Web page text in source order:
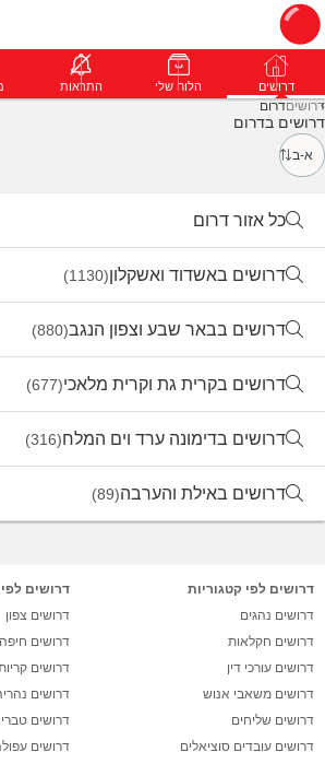
דרושים פרופילים הודעות דרושים הלוח שלי התראות
דרושיםדרום
דרושים בדרום
א-ב
כל אזור דרום
דרושים באשדוד ואשקלון(1130)
דרושים בבאר שבע וצפון הנגב(880)
דרושים בקרית גת וקרית מלאכי(677)
דרושים בדימונה ערד וים המלח(316)
דרושים באילת והערבה(89)
דרושים לפי קטגוריות
דרושים נהגים
דרושים חקלאות
דרושים עורכי דין
דרושים משאבי אנוש
דרושים שליחים
דרושים עובדים סוציאלים
דרושים לפי
דרושים צפון
דרושים חיפה
דרושים
דרושים
דרושים
דרושים